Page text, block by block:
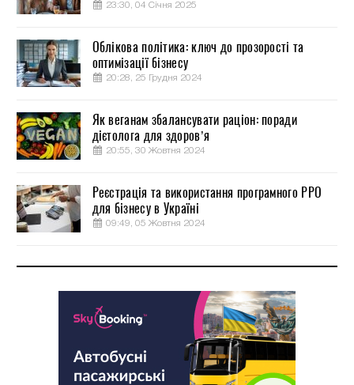
23:30, 04 Січня 2025
Облікова політика: ключ до прозорості та
оптимізації бізнесу
20:28, 25 Грудня 2024
Як веганам збалансувати раціон: поради
дієтолога для здоров’я
20:55, 30 Жовтня 2024
Реєстрація та використання програмного РРО
для бізнесу в Україні
09:49, 05 Жовтня 2024